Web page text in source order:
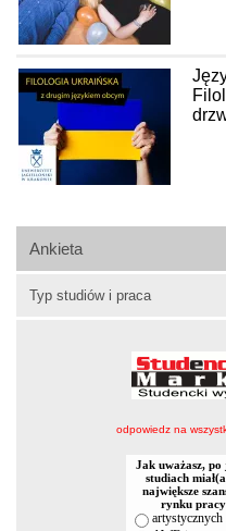
Ankieta
Typ studiów i praca
odpowiedz na